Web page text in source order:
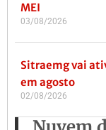
MEI
03/08/2026
Sitraemg vai
em agosto
02/08/2026